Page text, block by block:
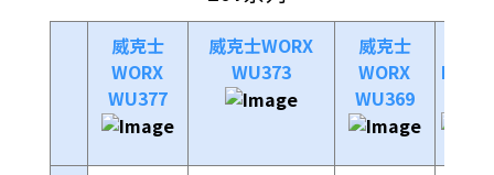
威克士
WORX
WU377
威克士WORX
WU373
威克士
WORX
WU369